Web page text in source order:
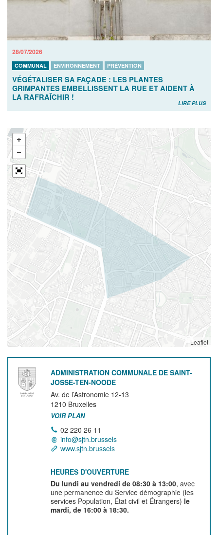
28/07/2026
COMMUNAL ENVIRONNEMENT PRÉVENTION
VÉGÉTALISER SA FAÇADE : LES PLANTES
GRIMPANTES EMBELLISSENT LA RUE ET AIDENT À
LA RAFRAÎCHIR !
LIRE PLUS
Leaflet
ADMINISTRATION COMMUNALE DE SAINT-
JOSSE-TEN-NOODE
Av. de l’Astronomie 12-13
1210 Bruxelles
VOIR PLAN
02 220 26 11
info@sjtn.brussels
www.sjtn.brussels
HEURES D'OUVERTURE
Du lundi au vendredi de 08:30 à 13:00, avec
une permanence du Service démographie (les
services Population, État civil et Étrangers) le
mardi, de 16:00 à 18:30.